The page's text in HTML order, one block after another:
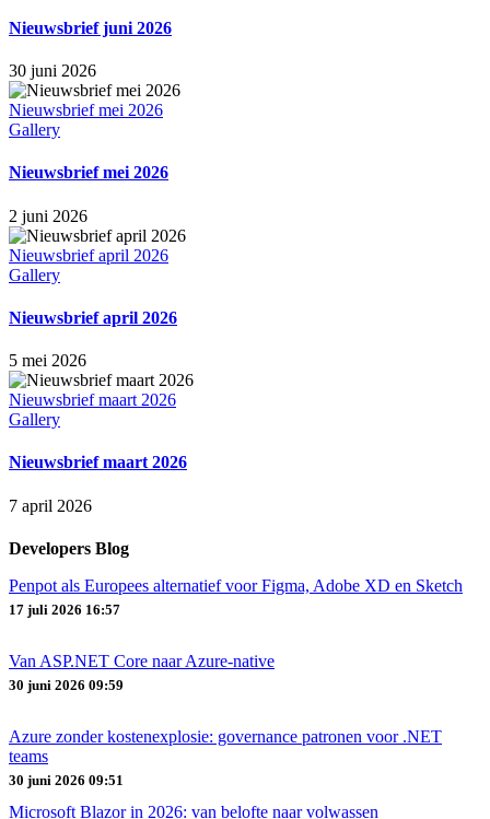
Nieuwsbrief juni 2026
30 juni 2026
Nieuwsbrief mei 2026
Gallery
Nieuwsbrief mei 2026
2 juni 2026
Nieuwsbrief april 2026
Gallery
Nieuwsbrief april 2026
5 mei 2026
Nieuwsbrief maart 2026
Gallery
Nieuwsbrief maart 2026
7 april 2026
Developers Blog
Penpot als Europees alternatief voor Figma, Adobe XD en Sketch
17 juli 2026 16:57
Van ASP.NET Core naar Azure‑native
30 juni 2026 09:59
Azure zonder kostenexplosie: governance patronen voor .NET
teams
30 juni 2026 09:51
Microsoft Blazor in 2026: van belofte naar volwassen